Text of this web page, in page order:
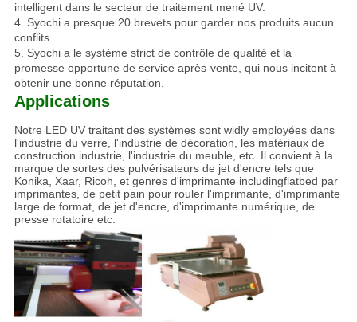
intelligent dans le secteur de traitement mené UV.
4. Syochi a presque 20 brevets pour garder nos produits aucun
conflits.
5. Syochi a le système strict de contrôle de qualité et la
promesse opportune de service après-vente, qui nous incitent à
obtenir une bonne réputation.
Applications
Notre LED UV traitant des systèmes sont widly employées dans
l'industrie du verre, l'industrie de décoration, les matériaux de
construction industrie, l'industrie du meuble, etc. Il convient à la
marque de sortes des pulvérisateurs de jet d'encre tels que
Konika, Xaar, Ricoh, et genres d'imprimante includingflatbed par
imprimantes, de petit pain pour rouler l'imprimante, d'imprimante
large de format, de jet d'encre, d'imprimante numérique, de
presse rotatoire etc.